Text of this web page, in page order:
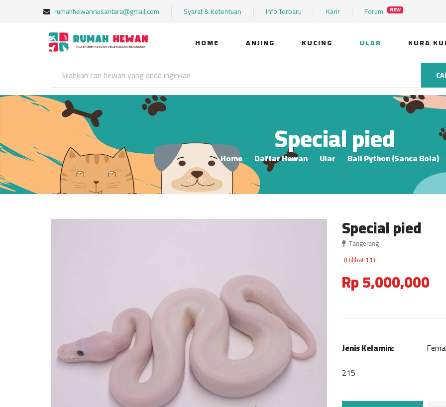
rumahhewannusantara@gmail.com Syarat & Ketentuan Info Terbaru Karir Forum NEW
HOME ANJING KUCING ULAR KURA
Special pied
Home Daftar Hewan Ular Ball Python (Sanca Bola)
Special pied
Tangerang
(Dilihat 11)
Rp 5,000,000
Jenis Kelamin:
215